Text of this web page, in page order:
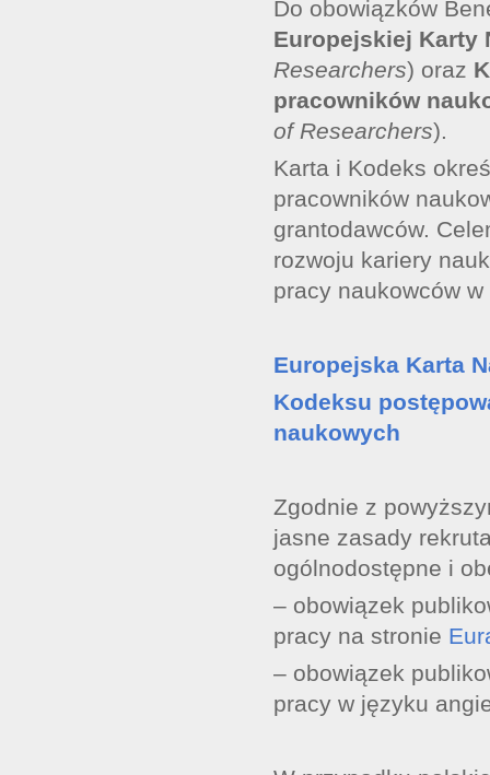
Do obowiązków
Europejskiej Karty
Researchers) oraz
pracowników
of Researchers).
Karta i Kodeks
pracowników
grantodawców.
rozwoju kariery
pracy naukowców
Europejska Karta
Kodeksu
naukowych
Zgodnie z
jasne zasady
ogólnodostępne i
– obowiązek
pracy na stronie
– obowiązek
pracy w języku